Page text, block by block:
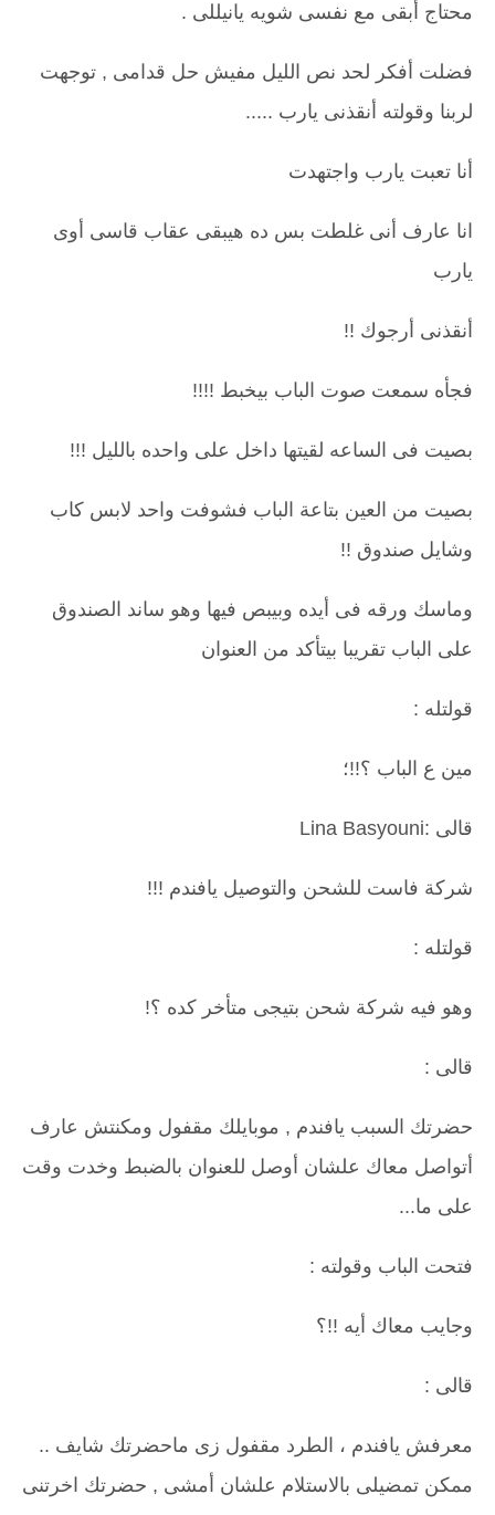
محتاج أبقى مع نفسى شويه يانيللى .
فضلت أفكر لحد نص الليل مفيش حل قدامى , توجهت
لربنا وقولته أنقذنى يارب .....
أنا تعبت يارب واجتهدت
انا عارف أنى غلطت بس ده هيبقى عقاب قاسى أوى
يارب
أنقذنى أرجوك !!
فجأه سمعت صوت الباب بيخبط !!!!
بصيت فى الساعه لقيتها داخل على واحده بالليل !!!
بصيت من العين بتاعة الباب فشوفت واحد لابس كاب
وشايل صندوق !!
وماسك ورقه فى أيده وبيبص فيها وهو ساند الصندوق
على الباب تقريبا بيتأكد من العنوان
قولتله :
مين ع الباب ؟!!؛
قالى :Lina Basyouni
شركة فاست للشحن والتوصيل يافندم !!!
قولتله :
وهو فيه شركة شحن بتيجى متأخر كده ؟!
قالى :
حضرتك السبب يافندم , موبايلك مقفول ومكنتش عارف
أتواصل معاك علشان أوصل للعنوان بالضبط وخدت وقت
على ما...
فتحت الباب وقولته :
وجايب معاك أيه !!؟
قالى :
معرفش يافندم ، الطرد مقفول زى ماحضرتك شايف ..
ممكن تمضيلى بالاستلام علشان أمشى , حضرتك اخرتنى